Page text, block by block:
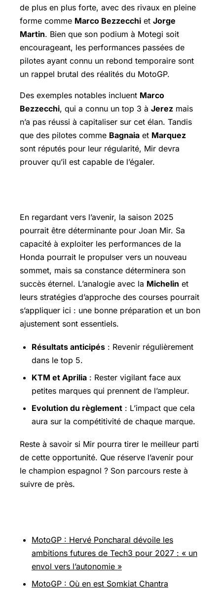
de plus en plus forte, avec des rivaux en pleine
forme comme Marco Bezzecchi et Jorge
Martin. Bien que son podium à Motegi soit
encourageant, les performances passées de
pilotes ayant connu un rebond temporaire sont
un rappel brutal des réalités du MotoGP.
Des exemples notables incluent Marco
Bezzecchi, qui a connu un top 3 à Jerez mais
n’a pas réussi à capitaliser sur cet élan. Tandis
que des pilotes comme Bagnaia et Marquez
sont réputés pour leur régularité, Mir devra
prouver qu’il est capable de l’égaler.
En regardant vers l’avenir, la saison 2025
pourrait être déterminante pour Joan Mir. Sa
capacité à exploiter les performances de la
Honda pourrait le propulser vers un nouveau
sommet, mais sa constance déterminera son
succès éternel. L’analogie avec la Michelin et
leurs stratégies d’approche des courses pourrait
s’appliquer ici : une bonne préparation et un bon
ajustement sont essentiels.
Résultats anticipés : Revenir régulièrement
dans le top 5.
KTM et Aprilia : Rester vigilant face aux
petites marques qui prennent de l’ampleur.
Evolution du règlement : L’impact que cela
aura sur la compétitivité de chaque marque.
Reste à savoir si Mir pourra tirer le meilleur parti
de cette opportunité. Que réserve l’avenir pour
le champion espagnol ? Son parcours reste à
suivre de près.
MotoGP : Hervé Poncharal dévoile les
ambitions futures de Tech3 pour 2027 : « un
envol vers l’autonomie »
MotoGP : Où en est Somkiat Chantra